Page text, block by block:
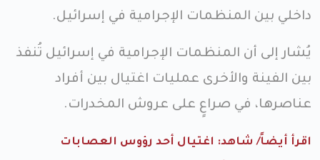
داخلي بين المنظمات الإجرامية في إسرائيل.
يُشار إلى أن المنظمات الإجرامية في إسرائيل تُنفذ
بين الفينة والأخرى عمليات اغتيال بين أفراد
عناصرها، في صراعٍ على عروش المخدرات.
اقرأ أيضاً/ شاهد: اغتيال أحد رؤوس العصابات